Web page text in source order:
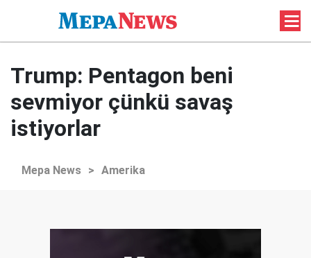
Trump: Pentagon beni
sevmiyor çünkü savaş
istiyorlar
Mepa News > Amerika